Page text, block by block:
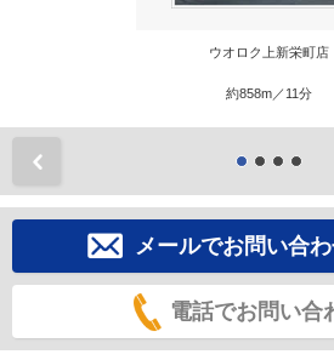
ウオロク上新栄町店
約858m／11分
メールでお問い合
電話でお問い合